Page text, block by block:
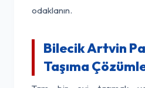
odaklanın.
Bilecik Artvin
Taşıma